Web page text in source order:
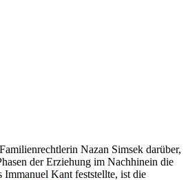
Nazan Simsek darüber,
der Erziehung im Nachhinein die
Immanuel Kant feststellte, ist die